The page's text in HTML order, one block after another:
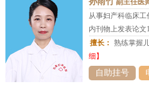
副主任医
从事妇产科临床工
内刊物上发表论文
擅长： 熟练掌握
细】
自助挂号